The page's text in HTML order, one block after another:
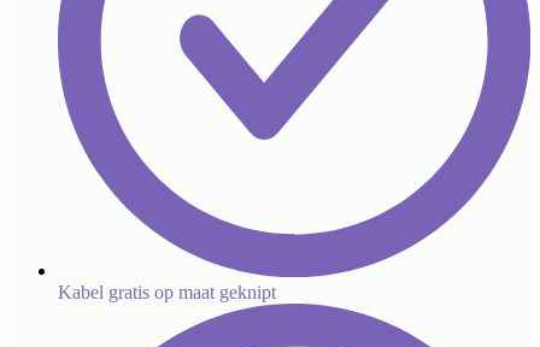
Kabel gratis op maat geknipt